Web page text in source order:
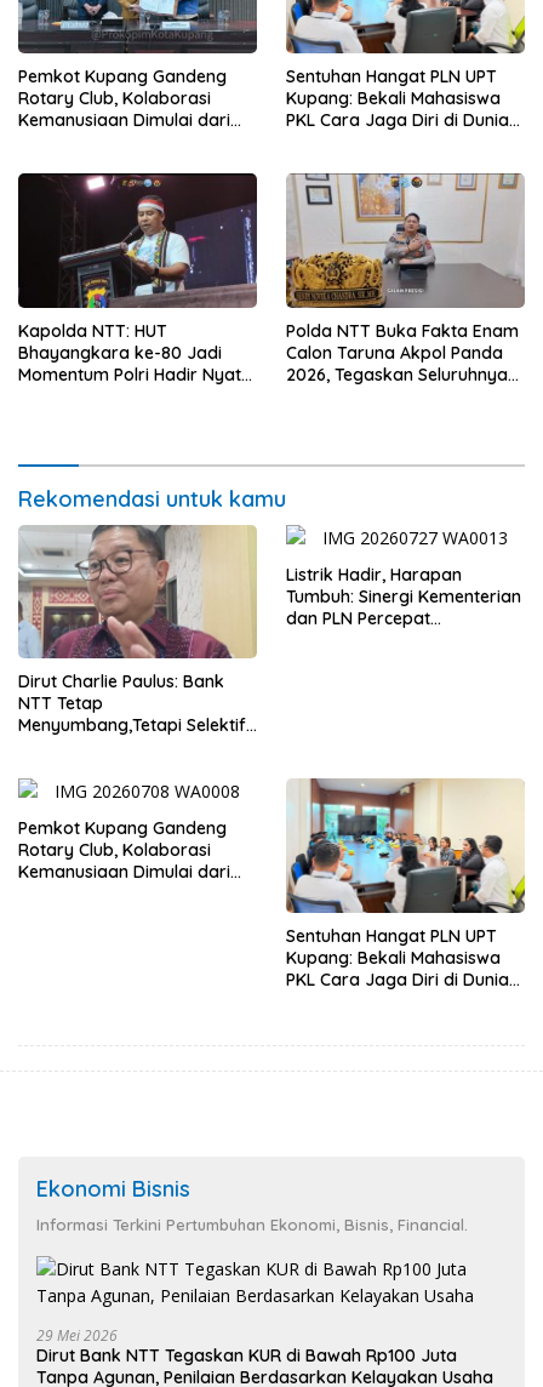
Pemkot Kupang Gandeng
Rotary Club, Kolaborasi
Kemanusiaan Dimulai dari
Sentuhan Hangat PLN UPT
Kupang: Bekali Mahasiswa
PKL Cara Jaga Diri di Dunia
Kapolda NTT: HUT
Bhayangkara ke-80 Jadi
Momentum Polri Hadir Nyata
Polda NTT Buka Fakta Enam
Calon Taruna Akpol Panda
2026, Tegaskan Seluruhnya
Rekomendasi untuk kamu
Dirut Charlie Paulus: Bank
NTT Tetap
Menyumbang,Tetapi Selektif
Listrik Hadir, Harapan
Tumbuh: Sinergi Kementerian
dan PLN Percepat
Pemkot Kupang Gandeng
Rotary Club, Kolaborasi
Kemanusiaan Dimulai dari
Sentuhan Hangat PLN UPT
Kupang: Bekali Mahasiswa
PKL Cara Jaga Diri di Dunia
Ekonomi Bisnis
Informasi Terkini Pertumbuhan Ekonomi, Bisnis, Financial.
29 Mei 2026
Dirut Bank NTT Tegaskan KUR di Bawah Rp100 Juta
Tanpa Agunan, Penilaian Berdasarkan Kelayakan Usaha